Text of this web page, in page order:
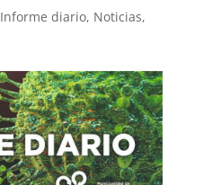
Informe diario, Noticias,